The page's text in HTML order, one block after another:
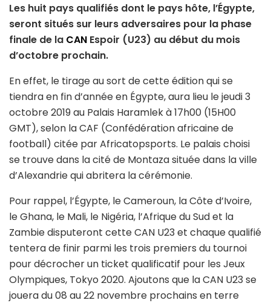
Les huit pays qualifiés dont le pays hôte, l’Égypte,
seront situés sur leurs adversaires pour la phase
finale de la CAN Espoir (U23) au début du mois
d’octobre prochain.
En effet, le tirage au sort de cette édition qui se
tiendra en fin d’année en Égypte, aura lieu le jeudi 3
octobre 2019 au Palais Haramlek à 17h00 (15H00
GMT), selon la CAF (Confédération africaine de
football) citée par Africatopsports. Le palais choisi
se trouve dans la cité de Montaza située dans la ville
d’Alexandrie qui abritera la cérémonie.
Pour rappel, l’Égypte, le Cameroun, la Côte d’Ivoire,
le Ghana, le Mali, le Nigéria, l’Afrique du Sud et la
Zambie disputeront cette CAN U23 et chaque qualifié
tentera de finir parmi les trois premiers du tournoi
pour décrocher un ticket qualificatif pour les Jeux
Olympiques, Tokyo 2020. Ajoutons que la CAN U23 se
jouera du 08 au 22 novembre prochains en terre